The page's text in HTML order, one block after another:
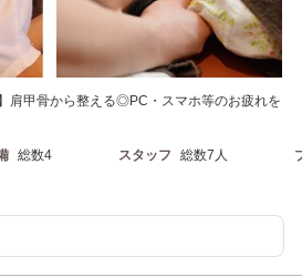
肩甲骨から整える◎PC・スマホ等のお疲れを
総数4 スタッフ 総数7人